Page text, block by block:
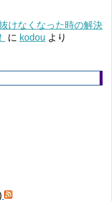
けなくなった時の解決
に kodou より